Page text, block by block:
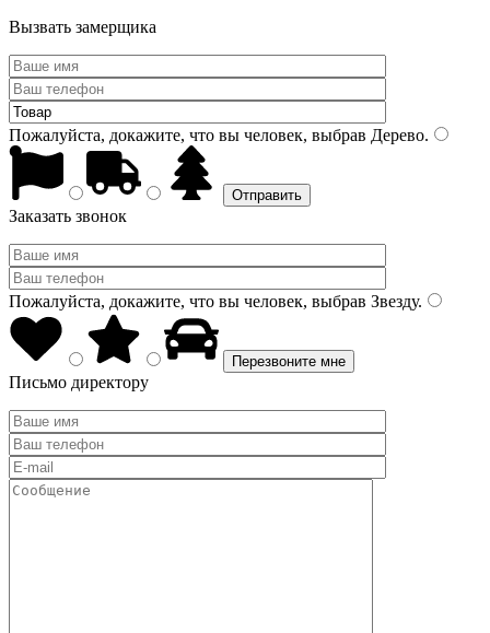
Вызвать замерщика
Пожалуйста, докажите, что вы человек, выбрав Дерево.
Заказать звонок
Пожалуйста, докажите, что вы человек, выбрав Звезду.
Письмо директору